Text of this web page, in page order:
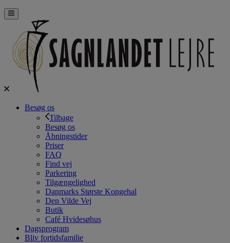
Besøg os
Tilbage
Besøg os
Åbningstider
Priser
FAQ
Find vej
Parkering
Tilgængelighed
Danmarks Største Kongehal
Den Vilde Vej
Butik
Café Hvidesøhus
Dagsprogram
Bliv fortidsfamilie